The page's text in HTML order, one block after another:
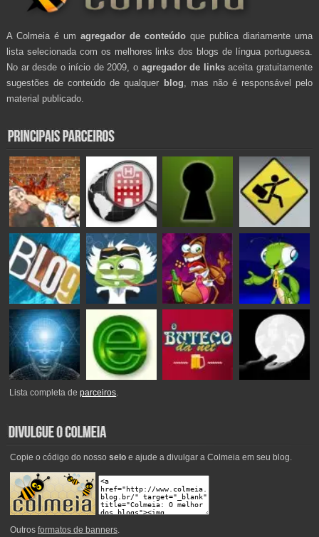
A Colmeia é um agregador de conteúdo que publica diariamente uma
lista selecionada com os melhores links dos blogs de língua portuguesa.
No ar desde o início de 2009, o agregador de linksaceita gratuitamente
sugestões de conteúdo de qualquer blog , mas não é responsável pelo
material publicado.
Lista completa deparceiros.
Copie o código do nosso seloe ajude a divulgar a Colmeia em seu blog.
Outros formatos de banners.